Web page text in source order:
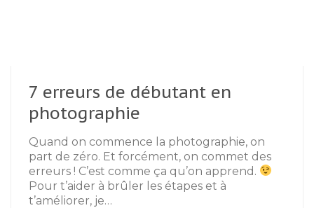
7 erreurs de débutant en
photographie
Quand on commence la photographie, on
part de zéro. Et forcément, on commet des
erreurs ! C’est comme ça qu’on apprend.
Pour t’aider à brûler les étapes et à
t’améliorer, je…